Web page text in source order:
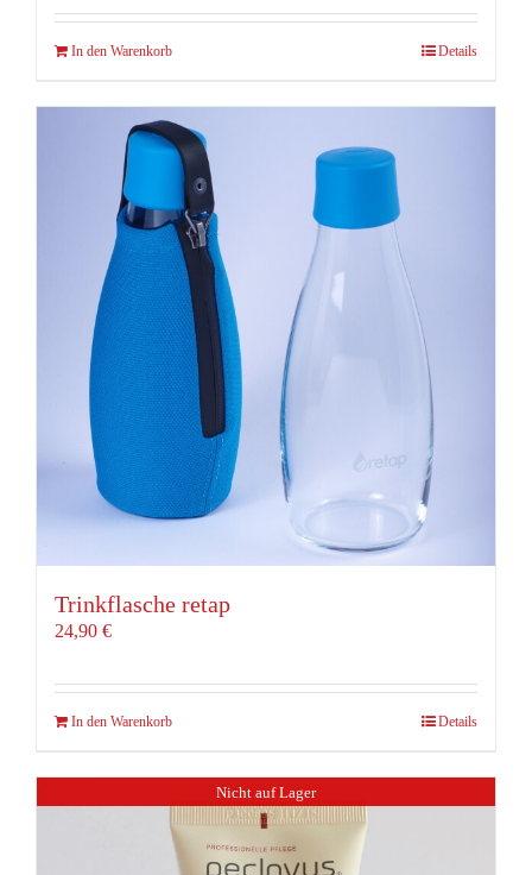
In den Warenkorb Details
Trinkflasche retap
24,90 €
In den Warenkorb Details
Nicht auf Lager